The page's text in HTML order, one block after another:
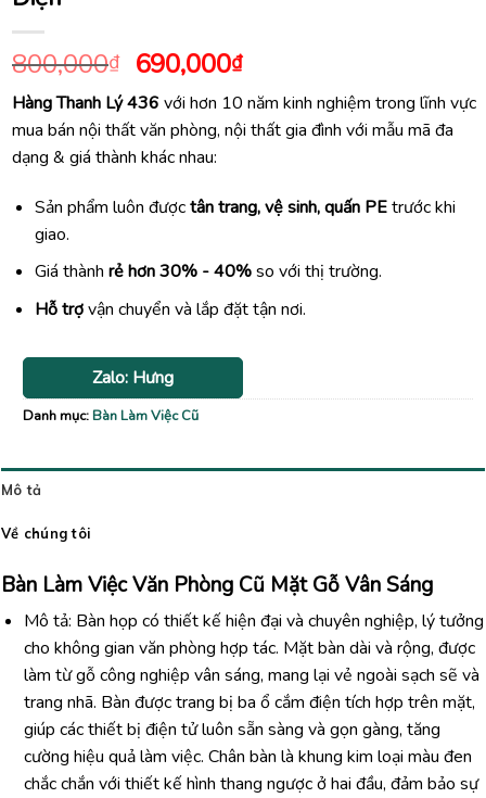
800,000₫ Giá
gốc
là:
800,000₫.
690,000₫Giá
hiện
tại
là:
Hàng Thanh Lý 436 với hơn 10 năm kinh nghiệm trong lĩnh vực
mua bán nội thất văn phòng, nội thất gia đình với mẫu mã đa
dạng & giá thành khác nhau:
Sản phẩm luôn đượctân trang, vệ sinh, quấn PEtrước khi
giao.
Giá thành rẻ hơn 30% - 40%so với thị trường.
Hỗ trợvận chuyển và lắp đặt tận nơi.
Zalo: Hưng
Danh mục:Bàn Làm Việc Cũ
Mô tả
Về chúng tôi
Bàn Làm Việc Văn Phòng Cũ Mặt Gỗ Vân Sáng
Mô tả: Bàn họp có thiết kế hiện đại và chuyên nghiệp, lý tưởng
cho không gian văn phòng hợp tác. Mặt bàn dài và rộng, được
làm từ gỗ công nghiệp vân sáng, mang lại vẻ ngoài sạch sẽ và
trang nhã. Bàn được trang bị ba ổ cắm điện tích hợp trên mặt,
giúp các thiết bị điện tử luôn sẵn sàng và gọn gàng, tăng
cường hiệu quả làm việc. Chân bàn là khung kim loại màu đen
chắc chắn với thiết kế hình thang ngược ở hai đầu, đảm bảo sự